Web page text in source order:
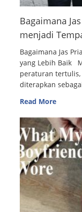
Bagaimana
menjadi
Bagaimana Jas
yang Lebih Baik
peraturan tertulis,
diterapkan
Read More